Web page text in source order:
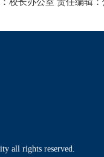
all rights reserved.